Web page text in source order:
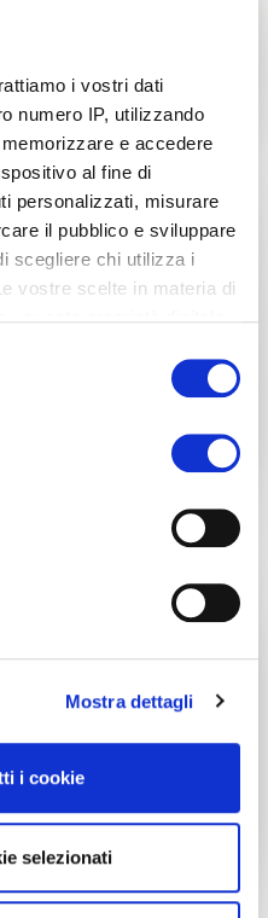
i vostri dati
numero IP, utilizzando
e accedere
al fine di
personalizzati, misurare
il pubblico e sviluppare
scegliere chi utilizza i
vostre scelte in materia di
consenso in qualsiasi
sui cookie o facendo clic
sulla tua posizione
di qualche
scansionandolo
i tuoi dati personali
contenuti ed
inoltre
Mostra dettagli
i cookie
selezionati